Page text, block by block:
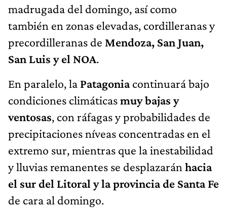
madrugada del domingo, así como
también en zonas elevadas, cordilleranas y
precordilleranas de Mendoza, San Juan,
San Luis y el NOA.
En paralelo, la Patagoniacontinuará bajo
condiciones climáticasmuy bajas y
ventosas, con ráfagas y probabilidades de
precipitaciones níveas concentradas en el
extremo sur, mientras que la inestabilidad
y lluvias remanentes se desplazarán hacia
el sur del Litoral y la provincia de Santa Fe
de cara al domingo.